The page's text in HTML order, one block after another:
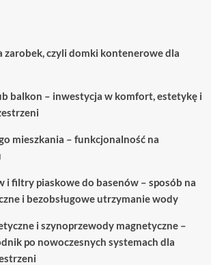
zarobek, czyli domki kontenerowe dla
balkon – inwestycja w komfort, estetykę i
mieszkania – funkcjonalność na
i filtry piaskowe do basenów – sposób na
i bezobsługowe utrzymanie wody
i szynoprzewody magnetyczne –
po nowoczesnych systemach dla